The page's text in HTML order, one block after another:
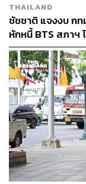
THAILAND
ชัชชาติ แจงงบ กท
หักหนี้ BTS สภาฯ
กต์ล่าช้า